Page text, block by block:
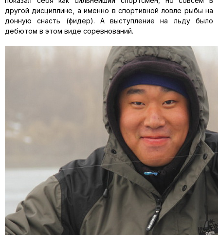
другой дисциплине, а именно в спортивной ловле рыбы на
донную снасть (фидер). А выступление на льду было
дебютом в этом виде со­ревнований.